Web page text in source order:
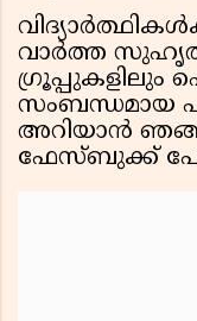
വാർത്ത
ഗ്രൂപ്പുകളിലും
സംബന്ധമായ
അറിയാൻ
ഫേസ്ബുക്ക്